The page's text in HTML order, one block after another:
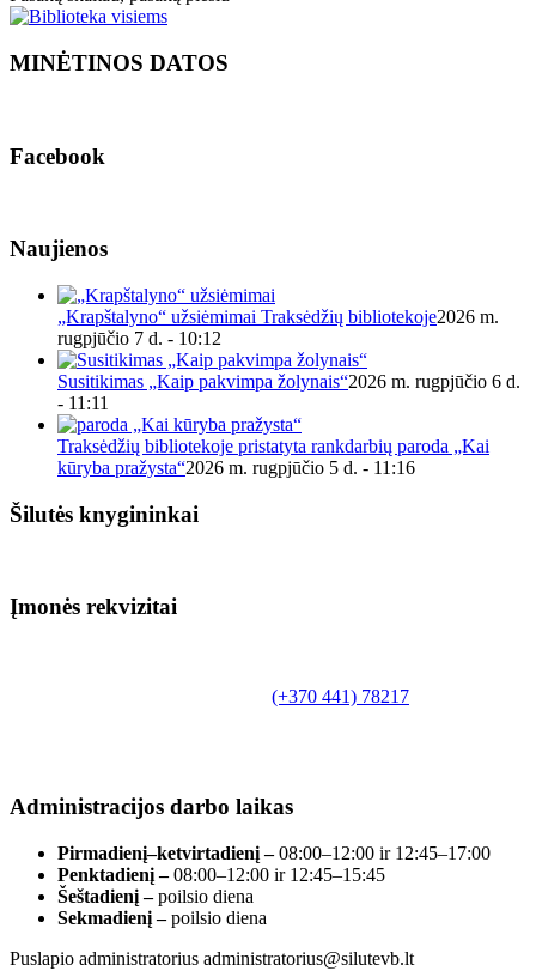
MINĖTINOS DATOS
Facebook
Naujienos
„Krapštalyno“ užsiėmimai Traksėdžių bibliotekoje2026 m.
rugpjūčio 7 d. - 10:12
Susitikimas „Kaip pakvimpa žolynais“2026 m. rugpjūčio 6 d.
- 11:11
Traksėdžių bibliotekoje pristatyta rankdarbių paroda „Kai
kūryba pražysta“2026 m. rugpjūčio 5 d. - 11:16
Šilutės knygininkai
Įmonės rekvizitai
(+370 441) 78217
Administracijos darbo laikas
Pirmadienį–ketvirtadienį –08:00–12:00 ir 12:45–17:00
Penktadienį –08:00–12:00 ir 12:45–15:45
Šeštadienį –poilsio diena
Sekmadienį –poilsio diena
Puslapio administratorius administratorius@silutevb.lt